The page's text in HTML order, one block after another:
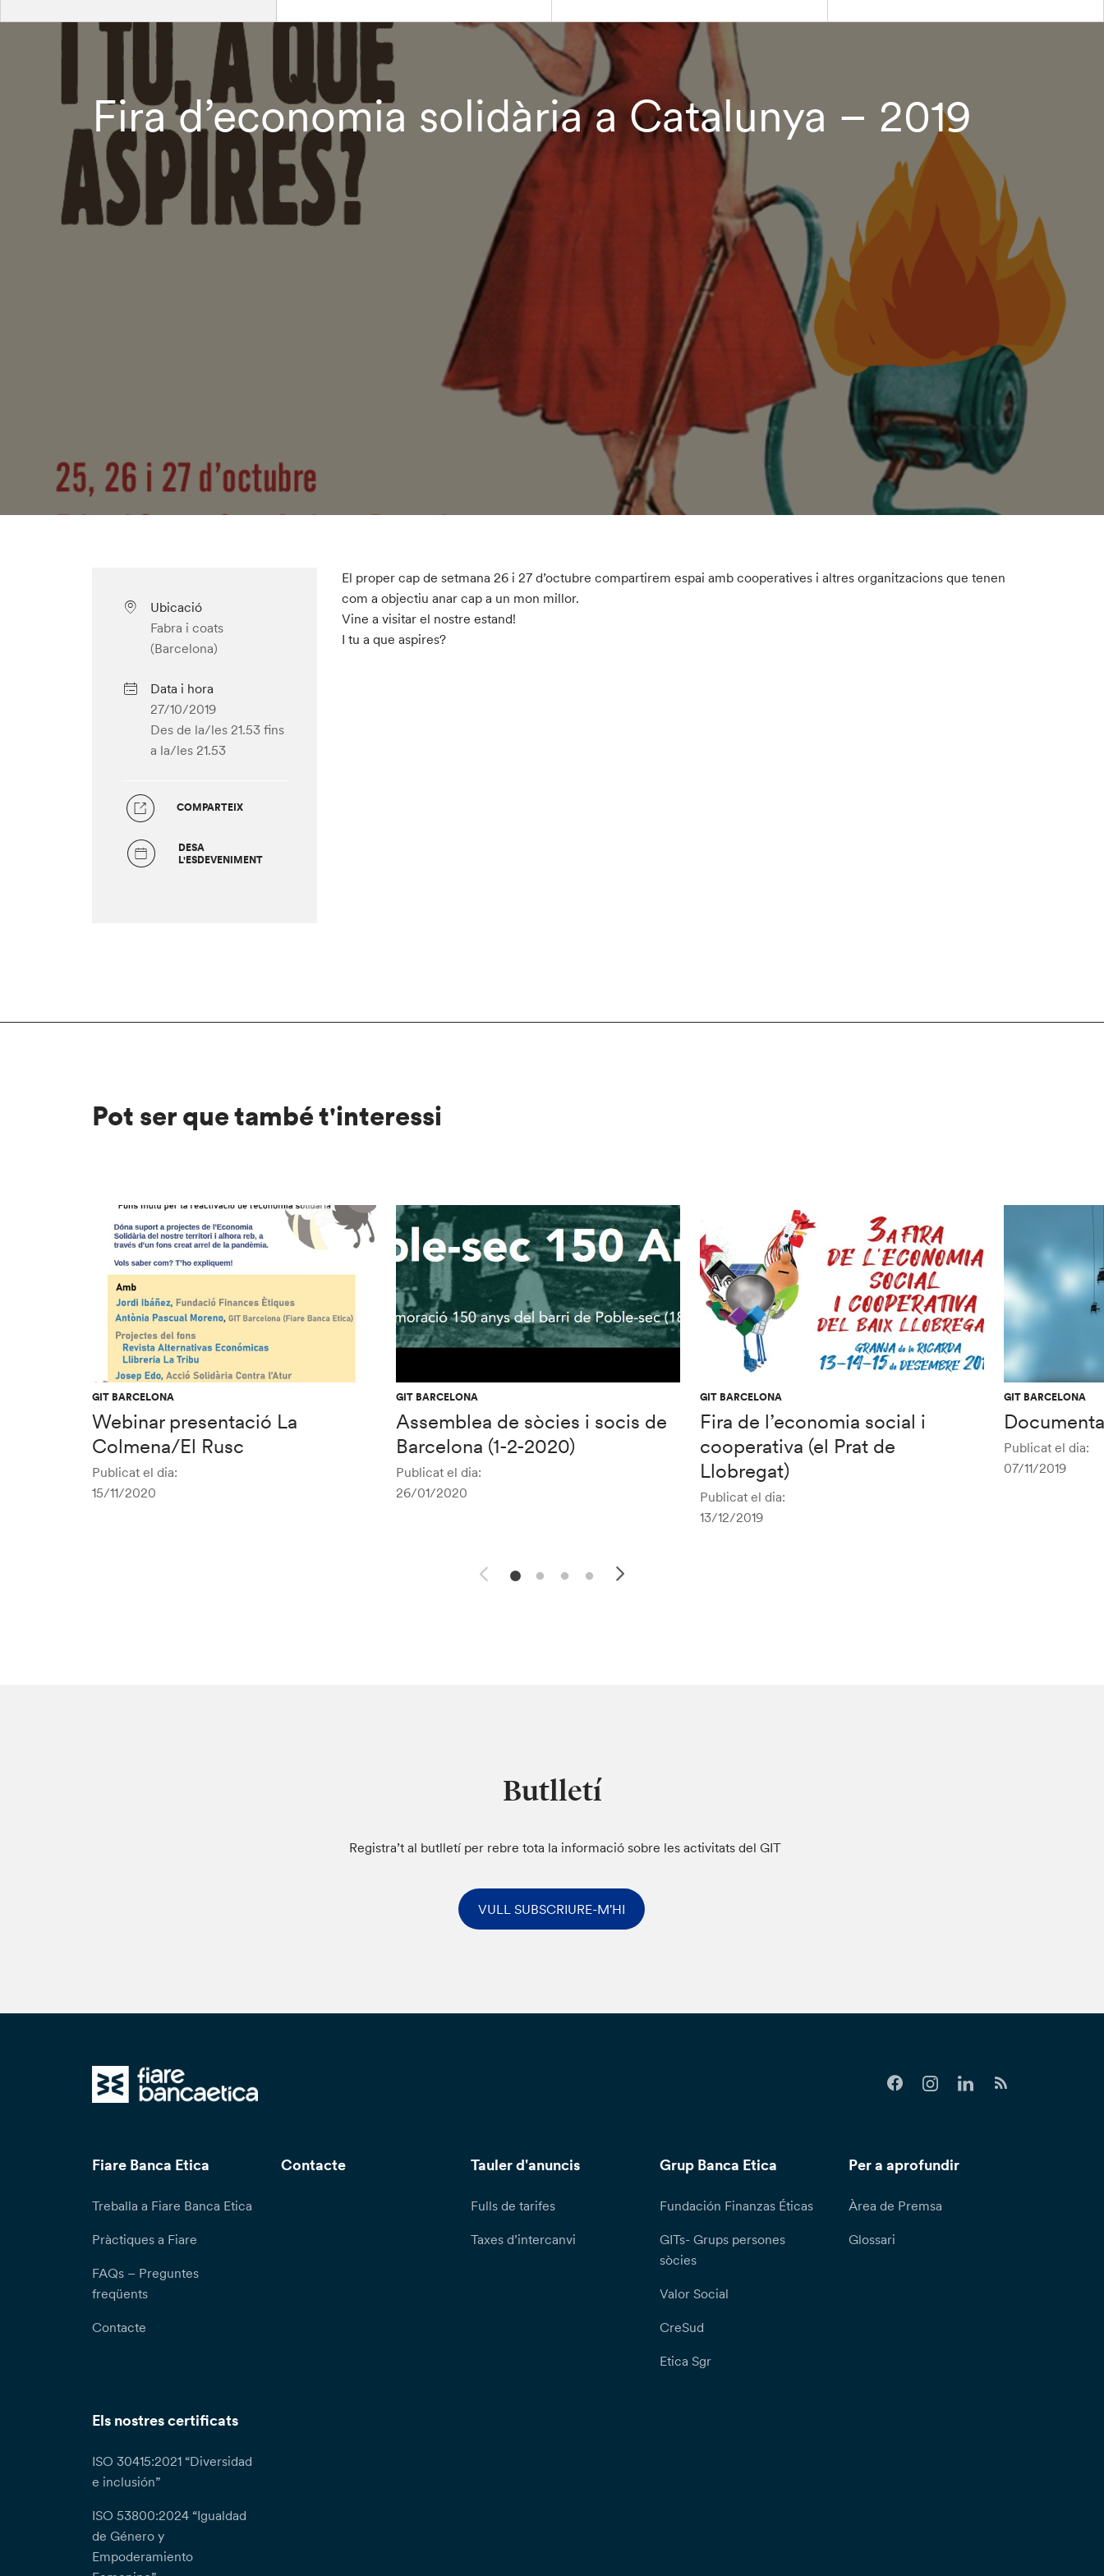
Fira d’economia solidària a Catalunya – 2019
Ubicació
Fabra i coats
(Barcelona)
Data i hora
27/10/2019
Des de la/les 21.53 fins
a la/les 21.53
COMPARTEIX
DESA
L'ESDEVENIMENT
El proper cap de setmana 26 i 27 d’octubre compartirem espai amb cooperatives i altres organitzacions que tenen
com a objectiu anar cap a un mon millor.
Vine a visitar el nostre estand!
I tu a que aspires?
Pot ser que també t'interessi
GIT BARCELONA
Webinar presentació La
Colmena/El Rusc
Publicat el dia:
15/11/2020
GIT BARCELONA
Assemblea de sòcies i socis de
Barcelona (1-2-2020)
Publicat el dia:
26/01/2020
GIT BARCELONA
Fira de l’economia social i
cooperativa (el Prat de
Llobregat)
Publicat el dia:
13/12/2019
GIT BARCELONA
Publicat el dia:
07/11/2019
Butlletí
Registra’t al butlletí per rebre tota la informació sobre les activitats del GIT
VULL SUBSCRIURE-M'HI
Fiare Banca Etica
Treballa a Fiare Banca Etica
Pràctiques a Fiare
FAQs – Preguntes
freqüents
Contacte
Contacte Tauler d'anuncis
Fulls de tarifes
Taxes d’intercanvi
Grup Banca Etica
Fundación Finanzas Éticas
GITs- Grups persones
sòcies
Valor Social
CreSud
Etica Sgr
Per a aprofundir
Àrea de Premsa
Glossari
Els nostres certificats
ISO 30415:2021 “Diversidad
e inclusión”
ISO 53800:2024 “Igualdad
de Género y
Empoderamiento